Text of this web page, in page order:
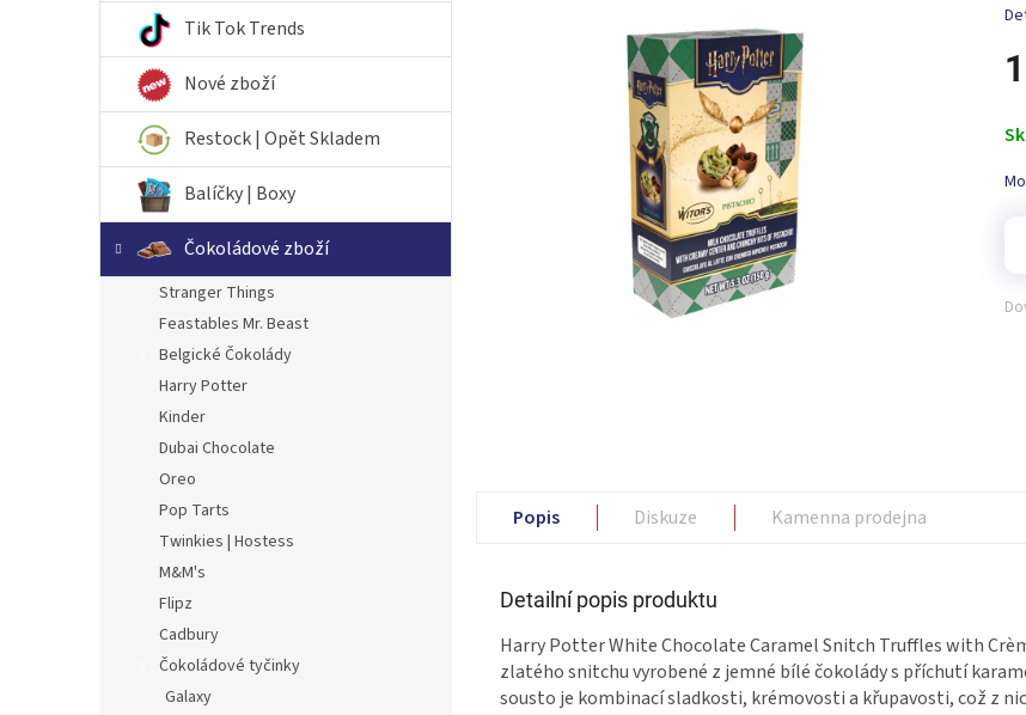
n
í
Tik Tok Trends
Nové zboží
Restock | Opět Skladem
Balíčky | Boxy
Čokoládové zboží
Stranger Things
Feastables Mr. Beast
Belgické Čokolády
Harry Potter
Kinder
Dubai Chocolate
Oreo
Pop Tarts
Twinkies | Hostess
M&M's
Flipz
Cadbury
Čokoládové tyčinky
Galaxy
Popis Diskuze Kamenna prodejna
Detailní popis produktu
Harry Potter White Chocolate Caramel Snitch Truffles with
zlatého snitchu vyrobené z jemné bílé čokolády s příchutí
sousto je kombinací sladkosti, krémovosti a křupavosti, což z